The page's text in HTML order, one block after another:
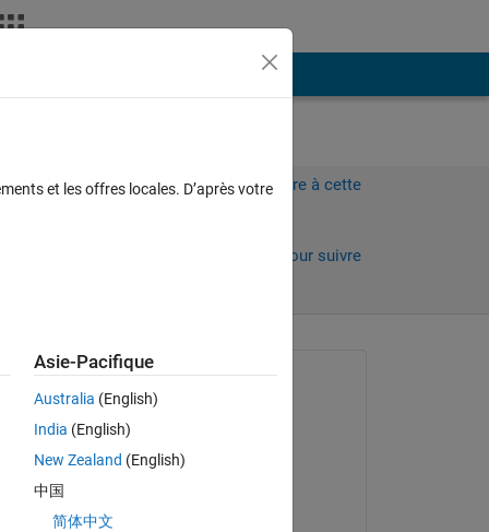
Connectez-vous pour répondre à cette
Connectez-vous pour suivre
Juan Rosado
le 12 Juil 2012
et les offres locales. D’après votre
Asie-Pacifique
Australia (English)
India (English)
New Zealand (English)
中国
简体中文